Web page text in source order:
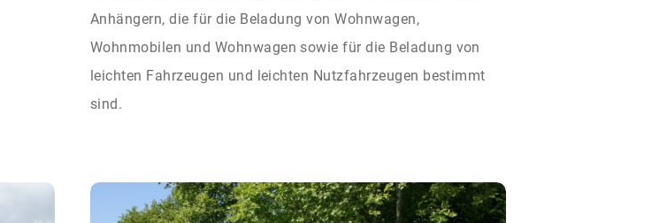
Anhängern, die für die Beladung von Wohnwagen,
Wohnmobilen und Wohnwagen sowie für die Beladung von
leichten Fahrzeugen und leichten Nutzfahrzeugen bestimmt
sind.